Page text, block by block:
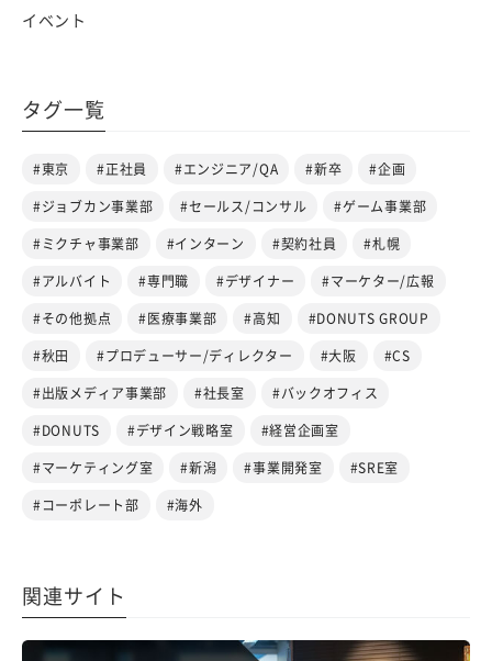
イベント
タグ一覧
#東京 #正社員 #エンジニア/QA #新卒 #企画
#ジョブカン事業部 #セールス/コンサル #ゲーム事業部
#ミクチャ事業部 #インターン #契約社員 #札幌
#アルバイト #専門職 #デザイナー #マーケター/広報
#その他拠点 #医療事業部 #高知 #DONUTS GROUP
#秋田 #プロデューサー/ディレクター #大阪 #CS
#出版メディア事業部 #社長室 #バックオフィス
#DONUTS #デザイン戦略室 #経営企画室
#マーケティング室 #新潟 #事業開発室 #SRE室
#コーポレート部 #海外
関連サイト